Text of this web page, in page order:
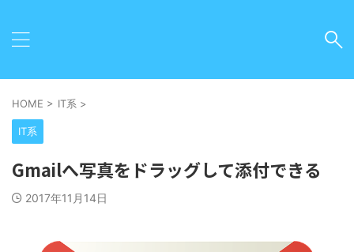
HOME > IT系 >
IT系
Gmailへ写真をドラッグして添付できる
2017年11月14日